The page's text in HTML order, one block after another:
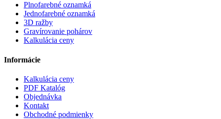
Plnofarebné oznamká
Jednofarebné oznamká
3D ražby
Gravírovanie pohárov
Kalkulácia ceny
Informácie
Kalkulácia ceny
PDF Katalóg
Objednávka
Kontakt
Obchodné podmienky